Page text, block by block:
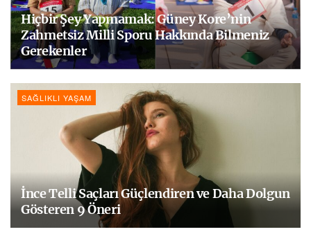
Hiçbir Şey Yapmamak: Güney Kore’nin
Zahmetsiz Milli Sporu Hakkında Bilmeniz
Gerekenler
SAĞLIKLI YAŞAM
İnce Telli Saçları Güçlendiren ve Daha Dolgun
Gösteren 9 Öneri